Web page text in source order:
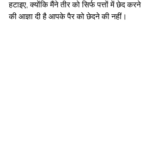
हटाइए, क्योंकि मैंने तीर को सिर्फ पत्तों में छेद करने
की आज्ञा दी है आपके पैर को छेदने की नहीं।